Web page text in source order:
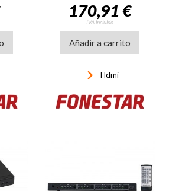
170,91 €
IVA incluido
Añadir a carrito
keyboard_arrow_right Hdmi